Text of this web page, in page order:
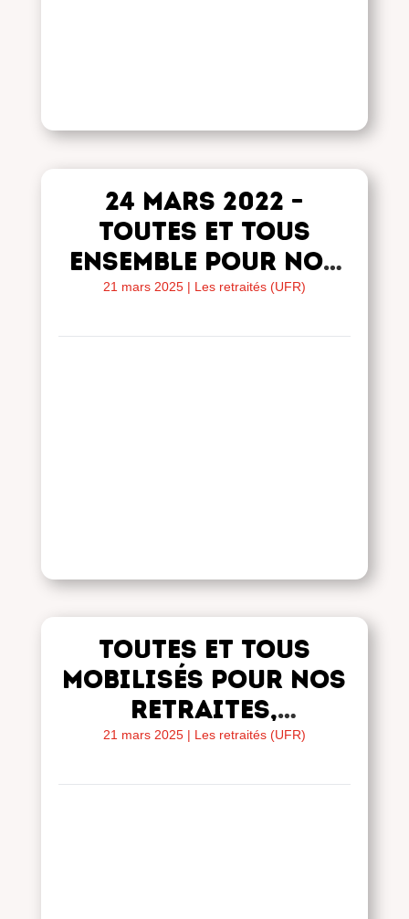
24 mars 2022 –
Toutes et tous
ensemble pour nos
retraites,
21 mars 2025| Les retraités (UFR)
Toutes et tous
mobilisés pour nos
retraites,
actuelles et
21 mars 2025| Les retraités (UFR)